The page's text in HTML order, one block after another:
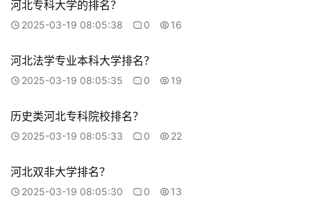
河北专科大学的排名？
2025-03-19 08:05:38 0 16
河北法学专业本科大学排名？
2025-03-19 08:05:35 0 19
历史类河北专科院校排名？
2025-03-19 08:05:33 0 22
河北双非大学排名？
2025-03-19 08:05:30 0 13